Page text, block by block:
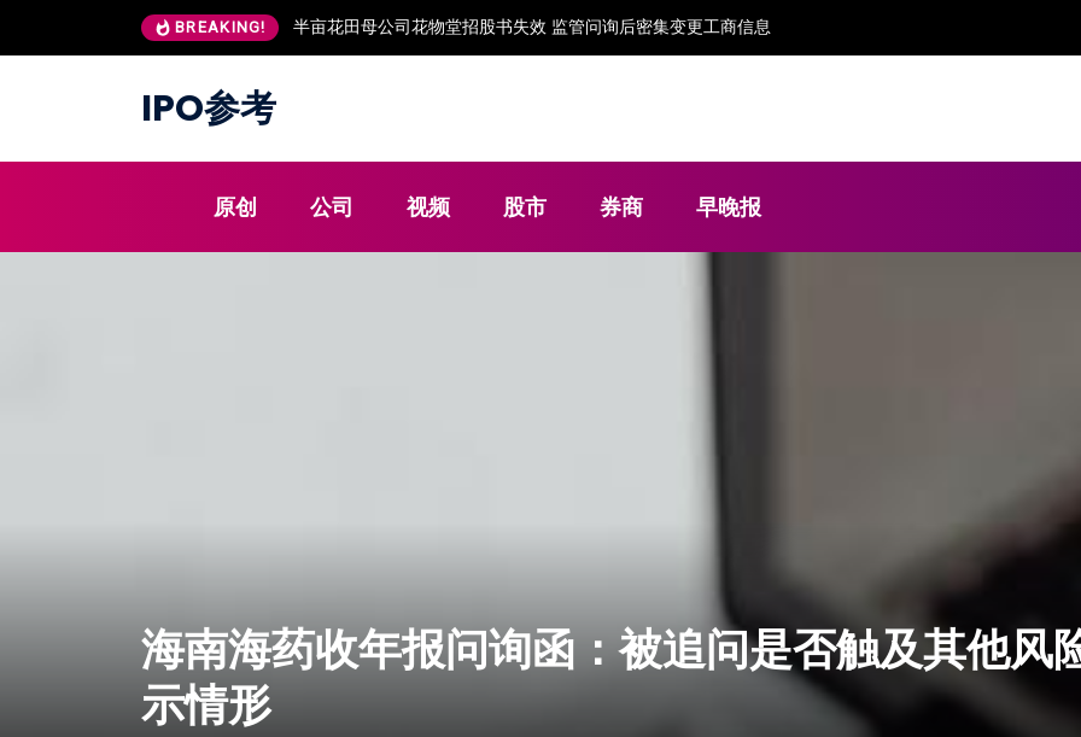
BREAKING! 半亩花田母公司花物堂招股书失效 监管问询后密集变更工商信息
IPO参考
原创 公司 视频 股市 券商 早晚报
海南海药收年报问询函：被追问是否触及其他风
示情形